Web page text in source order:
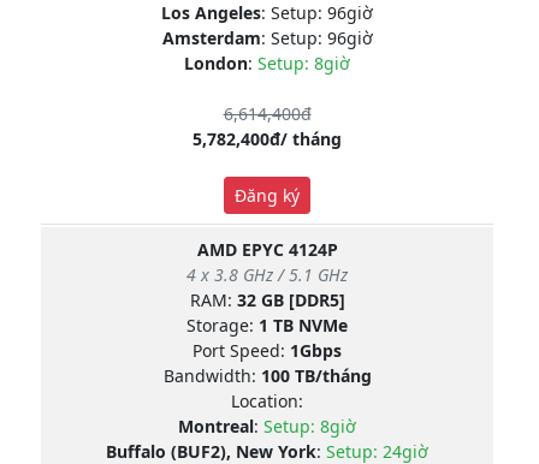
Los Angeles: Setup: 96giờ
Amsterdam: Setup: 96giờ
London: Setup: 8giờ
6,614,400đ
5,782,400đ/ tháng
Đăng ký
AMD EPYC 4124P
4 x 3.8 GHz / 5.1 GHz
RAM: 32 GB [DDR5]
Storage: 1 TB NVMe
Port Speed: 1Gbps
Bandwidth: 100 TB/tháng
Location:
Montreal: Setup: 8giờ
Buffalo (BUF2), New York: Setup: 24giờ